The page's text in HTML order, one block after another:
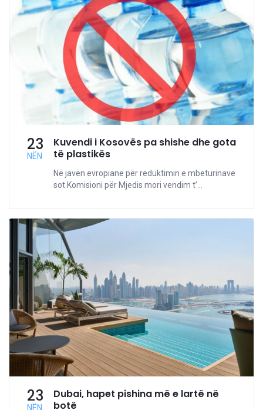
23
NËN
Kuvendi i Kosovës pa shishe dhe gota
të plastikës
Në javën evropiane për reduktimin e mbeturinave
sot Komisioni për Mjedis mori vendim t’...
23
NËN
Dubai, hapet pishina më e lartë në
botë